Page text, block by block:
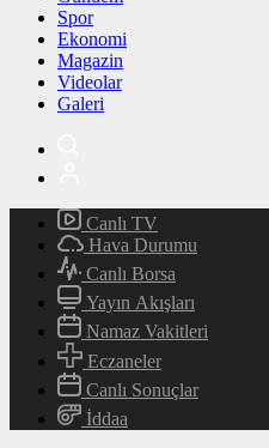
Spor
Ekonomi
Magazin
Videolar
Galeri
Canlı TV
Hava Durumu
Canlı Borsa
Yayın Akışları
Namaz Vakitleri
Eczaneler
Canlı Sonuçlar
İddaa